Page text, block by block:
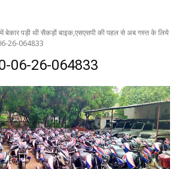
में बेकार पड़ी थी सैकड़ों बाइक,एसएसपी की पहल से अब गस्त के लिये
26-064833
06-26-064833